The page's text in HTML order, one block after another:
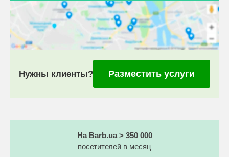
Нужны клиенты? Разместить услуги
На Barb.ua > 350 000
посетителей в месяц